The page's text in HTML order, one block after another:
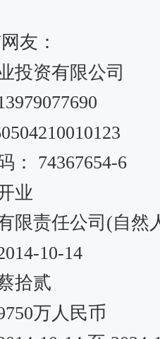
友：
投资有限公司
： 74367654-6
业
限责任公司(自然
10-14
拾贰
万人民币